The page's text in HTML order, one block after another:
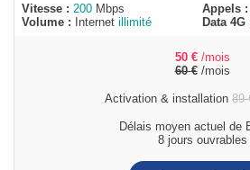
Vitesse : 200 Mbps
Volume :
Internet illimité
Appels :
Data 4G
50 € /mois
60€/mois
Activation & installation 89
Délais moyen actuel de
8 jours ouvrables